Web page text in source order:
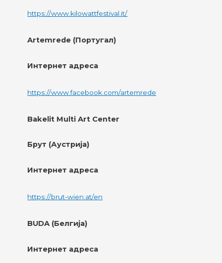
https://www.kilowattfestival.it/
Artemrede (Португал)
Интернет адреса
https://www.facebook.com/artemrede
Bakelit Multi Art Center
Брут (Аустрија)
Интернет адреса
https://brut-wien.at/en
BUDA (Белгија)
Интернет адреса